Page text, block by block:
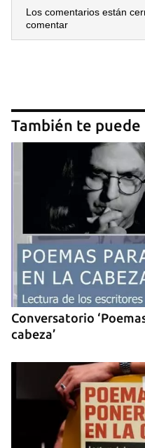
Guardar como favorito
Para poder guardar
iniciar sesión con tu
INICIAR
Los comentarios están
comentar
También te
Conversatorio
cabeza’